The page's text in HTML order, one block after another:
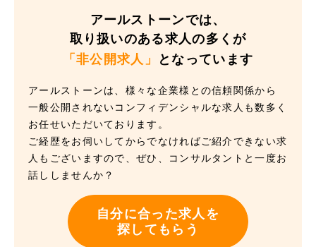
アールストーンでは、
取り扱いのある求人の多くが
「非公開求人」
となっています
アールストーンは、様々な企業様との信頼関係から
一般公開されないコンフィデンシャルな求人も数多く
お任せいただいております。
ご経歴をお伺いしてからでなければご紹介できない求
人もございますので、ぜひ、コンサルタントと一度お
話ししませんか？
自分に合った求人を
探してもらう